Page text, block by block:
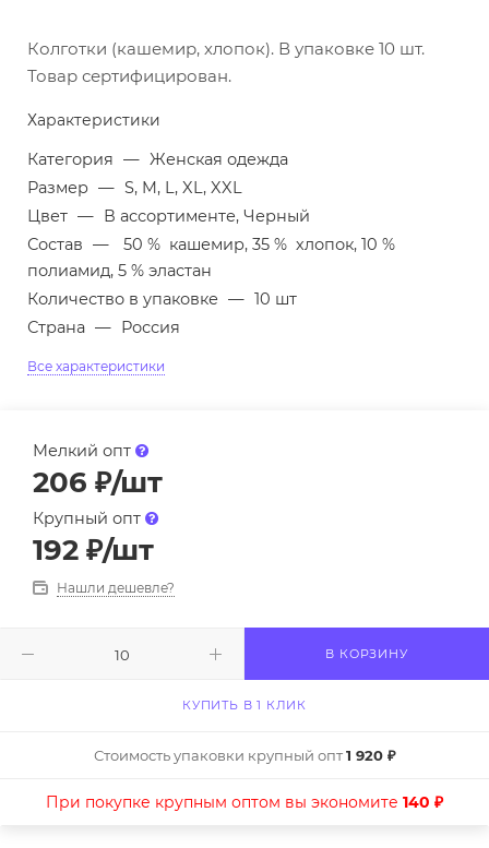
Колготки (кашемир, хлопок). В упаковке 10 шт.
Товар сертифицирован.
Характеристики
Категория — Женская одежда
Размер — S, M, L, XL, XXL
Цвет — В ассортименте, Черный
Состав —
50 % кашемир, 35 % хлопок, 10 %
полиамид, 5 % эластан
Количество в упаковке — 10 шт
Страна — Россия
Все характеристики
Мелкий опт
206 ₽/шт
Крупный опт
192 ₽/шт
Нашли дешевле?
В КОРЗИНУ
КУПИТЬ В 1 КЛИК
Стоимость упаковки крупный опт1 920 ₽
При покупке крупным оптом вы экономите 140 ₽